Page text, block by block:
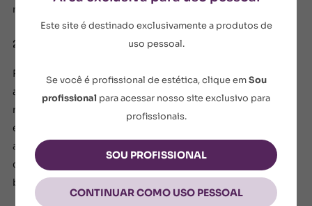
responde melhor aos stimuli de colágeno.
2. Creme Firmador Colo e Pescoço
Região de colo e pescoço costuma apresentar flacidez
antes mesmo do rosto. Esse produto atua diretamente na
melhora da firmeza, textura e sustentação da pele,
estimulando a reorganização das fibras e melhorando o
aspecto de pele afinada e enrugada. Ideal para
complementar protocolos de radiofrequência,
bioestimuladores e tratamentos tensores.
Este site é destinado exclusivamente a produtos de
uso pessoal.
Se você é profissional de estética, clique emSou
profissional para acessar nosso site exclusivo para
profissionais.
SOU PROFISSIONAL
CONTINUAR COMO USO PESSOAL